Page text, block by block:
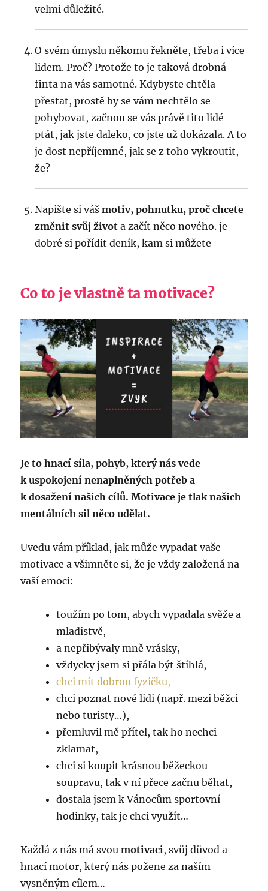
velmi důležité.
O svém úmyslu někomu řekněte, třeba i více
lidem. Proč? Protože to je taková drobná
finta na vás samotné. Kdybyste chtěla
přestat, prostě by se vám nechtělo se
pohybovat, začnou se vás právě tito lidé
ptát, jak jste daleko, co jste už dokázala. A to
je dost nepříjemné, jak se z toho vykroutit,
že?
Napište si vášmotiv, pohnutku, proč chcete
změnit svůj život a začít něco nového. je
dobré si pořídit deník, kam si můžete
Co to je vlastně ta motivace?
Je to hnací síla, pohyb, který nás vede
k uspokojení nenaplněných potřeb a
k dosažení našich cílů. Motivace je tlak našich
mentálních sil něco udělat.
Uvedu vám příklad, jak může vypadat vaše
motivace a všimněte si, že je vždy založená na
vaší emoci:
toužím po tom, abych vypadala svěže a
mladistvě,
a nepřibývaly mně vrásky,
vždycky jsem si přála být štíhlá,
chci mít dobrou fyzičku,
chci poznat nové lidi (např. mezi běžci
nebo turisty…),
přemluvil mě přítel, tak ho nechci
zklamat,
chci si koupit krásnou běžeckou
soupravu, tak v ní přece začnu běhat,
dostala jsem k Vánocům sportovní
hodinky, tak je chci využít…
Každá z nás má svoumotivaci , svůj důvod a
hnací motor, který nás požene za naším
vysněným cílem…